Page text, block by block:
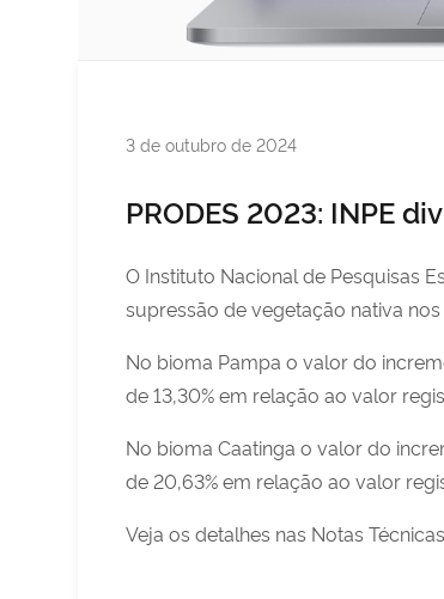
Publicado
3 de outubro de 2024
PRODES 2023: INPE
O Instituto Nacional de Pesquisas
supressão de vegetação nativa
No bioma Pampa o valor do
de 13,30% em relação ao valor
No bioma Caatinga o valor do
de 20,63% em relação ao valor
Veja os detalhes nas Notas